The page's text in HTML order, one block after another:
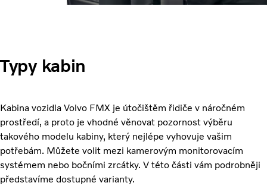
Typy kabin
Kabina vozidla Volvo FMX je útočištěm řidiče v náročném
prostředí, a proto je vhodné věnovat pozornost výběru
takového modelu kabiny, který nejlépe vyhovuje vašim
potřebám. Můžete volit mezi kamerovým monitorovacím
systémem nebo bočními zrcátky. V této části vám podrobněji
představíme dostupné varianty.